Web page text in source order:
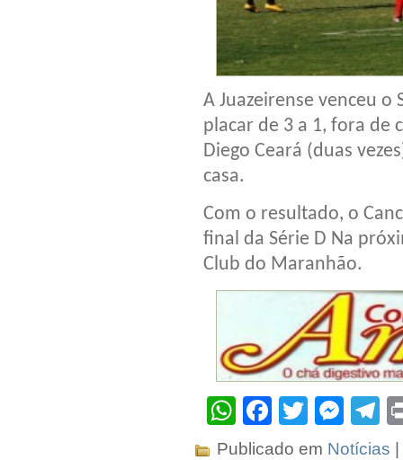
A Juazeirense venceu
placar de 3 a 1, fora de
Diego Ceará (duas
casa.
Com o resultado, o
final da Série D Na
Club do Maranhão.
WhatsApp
Facebook
Twitter
Publicado em Notícias